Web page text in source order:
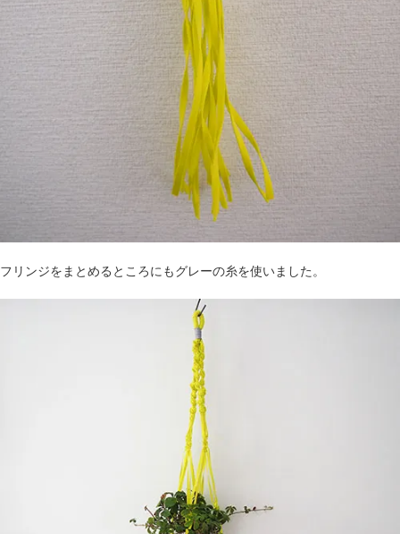
フリンジをまとめるところにもグレーの糸を使いました。